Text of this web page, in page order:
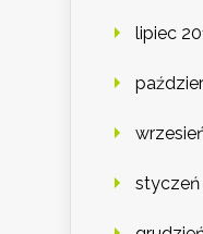
lipiec
styczeń